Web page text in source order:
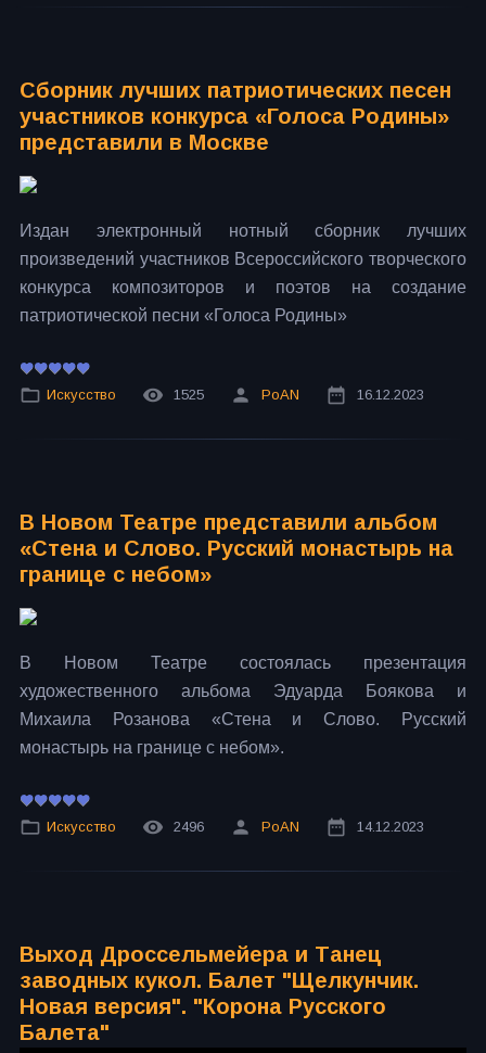
Сборник лучших патриотических песен
участников конкурса «Голоса Родины»
представили в Москве
Издан электронный нотный сборник лучших
произведений участников Всероссийского творческого
конкурса композиторов и поэтов на создание
патриотической песни «Голоса Родины»
Искусство 1525 PoAN 16.12.2023
В Новом Театре представили альбом
«Стена и Слово. Русский монастырь на
границе с небом»
В Новом Театре состоялась презентация
художественного альбома Эдуарда Боякова и
Михаила Розанова «Стена и Слово. Русский
монастырь на границе с небом».
Искусство 2496 PoAN 14.12.2023
Выход Дроссельмейера и Танец
заводных кукол. Балет "Щелкунчик.
Новая версия". "Корона Русского
Балета"